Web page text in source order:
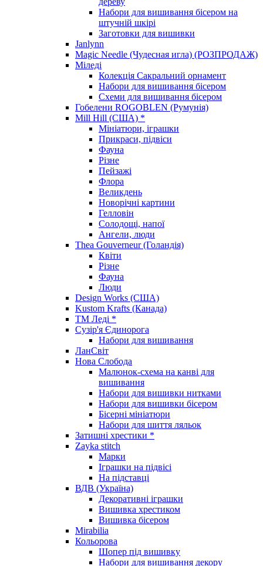
Набори для вишивання бісером на
штучній шкірі
Заготовки для вишивки
Janlynn
Magic Needle (Чудесная игла) (РОЗПРОДАЖ)
Міледі
Колекція Сакральний орнамент
Набори для вишивання бісером
Схеми для вишивання бісером
Гобелени ROGOBLEN (Румунія)
Mill Hill (США) *
Мініатюри, іграшки
Прикраси, підвіси
Фауна
Різне
Пейзажі
Флора
Великдень
Новорічні картини
Гелловін
Солодощі, напої
Ангели, люди
Thea Gouverneur (Голандія)
Квіти
Різне
Фауна
Люди
Design Works (США)
Kustom Krafts (Канада)
ТМ Леді *
Сузір'я Єдинорога
Набори для вишивання
ЛанСвіт
Нова Слобода
Малюнок-схема на канві для
вишивання
Набори для вишивки нитками
Набори для вишивки бісером
Бісерні мініатюри
Набори для шиття ляльок
Затишні хрестики *
Zayka stitch
Марки
Іграшки на підвісі
На підставці
ВДВ (Україна)
Декоративні іграшки
Вишивка хрестиком
Вишивка бісером
Mirabilia
Кольорова
Шопер під вишивку
Набори для вишивання декору